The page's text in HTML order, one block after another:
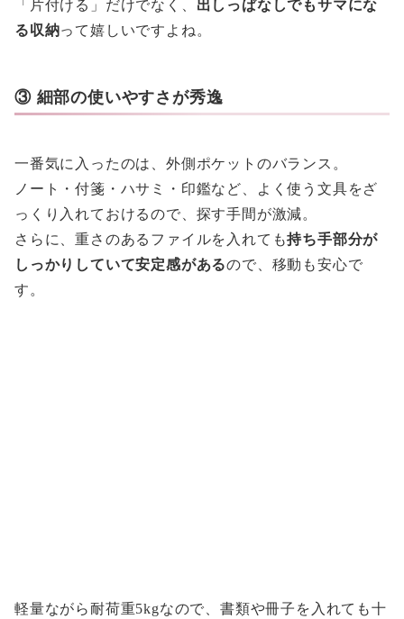
「片付ける」だけでなく、 出しっぱなしでもサマにな
る収納って嬉しいですよね。
③ 細部の使いやすさが秀逸
一番気に入ったのは、外側ポケットのバランス。
ノート・付箋・ハサミ・印鑑など、よく使う文具をざ
っくり入れておけるので、探す手間が激減。
さらに、重さのあるファイルを入れても持ち手部分が
しっかりしていて安定感があるので、移動も安心で
す。
軽量ながら耐荷重5kgなので、書類や冊子を入れても十